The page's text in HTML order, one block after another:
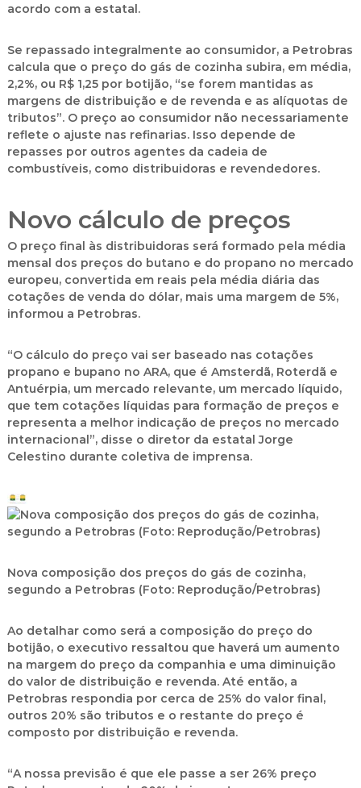
acordo com a estatal.
Se repassado integralmente ao consumidor, a Petrobras
calcula que o preço do gás de cozinha subira, em média,
2,2%, ou R$ 1,25 por botijão, “se forem mantidas as
margens de distribuição e de revenda e as alíquotas de
tributos”. O preço ao consumidor não necessariamente
reflete o ajuste nas refinarias. Isso depende de
repasses por outros agentes da cadeia de
combustíveis, como distribuidoras e revendedores.
Novo cálculo de preços
O preço final às distribuidoras será formado pela média
mensal dos preços do butano e do propano no mercado
europeu, convertida em reais pela média diária das
cotações de venda do dólar, mais uma margem de 5%,
informou a Petrobras.
“O cálculo do preço vai ser baseado nas cotações
propano e bupano no ARA, que é Amsterdã, Roterdã e
Antuérpia, um mercado relevante, um mercado líquido,
que tem cotações líquidas para formação de preços e
representa a melhor indicação de preços no mercado
internacional”, disse o diretor da estatal Jorge
Celestino durante coletiva de imprensa.
Nova composição dos preços do gás de cozinha,
segundo a Petrobras (Foto: Reprodução/Petrobras)
Ao detalhar como será a composição do preço do
botijão, o executivo ressaltou que haverá um aumento
na margem do preço da companhia e uma diminuição
do valor de distribuição e revenda. Até então, a
Petrobras respondia por cerca de 25% do valor final,
outros 20% são tributos e o restante do preço é
composto por distribuição e revenda.
“A nossa previsão é que ele passe a ser 26% preço